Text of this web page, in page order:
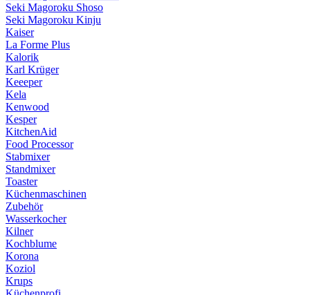
Seki Magoroku Shoso
Seki Magoroku Kinju
Kaiser
La Forme Plus
Kalorik
Karl Krüger
Keeeper
Kela
Kenwood
Kesper
KitchenAid
Food Processor
Stabmixer
Standmixer
Toaster
Küchenmaschinen
Zubehör
Wasserkocher
Kilner
Kochblume
Korona
Koziol
Krups